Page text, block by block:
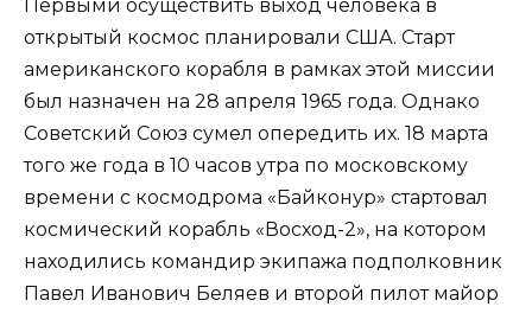
Первыми осуществить выход человека в
открытый космос планировали США. Старт
американского корабля в рамках этой миссии
был назначен на 28 апреля 1965 года. Однако
Советский Союз сумел опередить их. 18 марта
того же года в 10 часов утра по московскому
времени с космодрома «Байконур» стартовал
космический корабль «Восход-2», на котором
находились командир экипажа подполковник
Павел Иванович Беляев и второй пилот майор